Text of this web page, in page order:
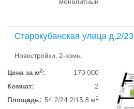
Старокубанская улица д.2/23
Новостройки, 2-комн.
Цена за м2:
170 000
Комнат:
2
Площадь: 54.2/24.2/15.8 м2